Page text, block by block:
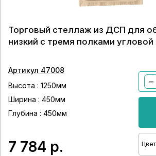
Торговый стеллаж из ДСП для
низкий с тремя полками угловой
Артикул 47008
Высота : 1250мм
Ширина : 450мм
Глубина : 450мм
7 784 р.
−
Цвет